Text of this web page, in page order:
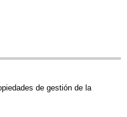
de gestión de la